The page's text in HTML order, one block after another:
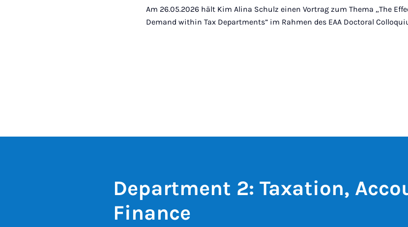
Am 26.05.2026 hält Kim Alina Schulz einen Vortrag zum Thema „The
Demand within Tax Departments” im Rahmen des EAA Doctoral
Department 2: Taxation,
Finance